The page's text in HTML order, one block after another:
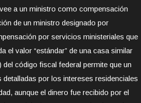
a un ministro como compensación
de un ministro designado por
por servicios ministeriales que
el valor “estándar” de una casa similar
código fiscal federal permite que un
por los intereses residenciales
aunque el dinero fue recibido por el